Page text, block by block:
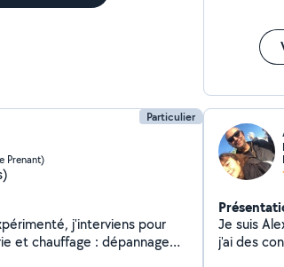
Particulier
Prenant)
j'interviens pour
et chauffage : dépannage
Je suis
j'ai des